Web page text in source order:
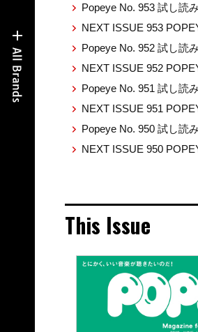
Popeye No. 953 試し読
NEXT ISSUE 953
Popeye No. 952 試し読
NEXT ISSUE 952
Popeye No. 951 試し読
NEXT ISSUE 951
Popeye No. 950 試し読
NEXT ISSUE 950
This Issue